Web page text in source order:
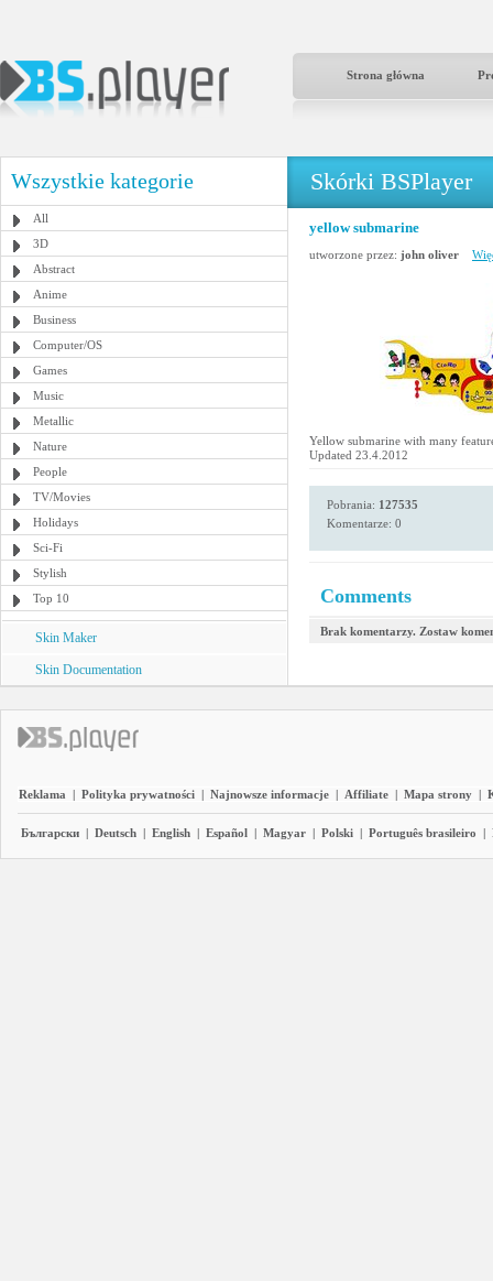
Strona główna
Wszystkie kategorie
All
3D
Abstract
Anime
Business
Computer/OS
Games
Music
Metallic
Nature
People
TV/Movies
Holidays
Sci-Fi
Stylish
Top 10
Skin Maker
Skin Documentation
Skórki BSPlayer
yellow submarine
utworzone przez: john oliver
Yellow submarine with many
Updated 23.4.2012
Pobrania: 127535
Komentarze: 0
Comments
Brak komentarzy. Zostaw
Reklama | Polityka prywatności | Najnowsze informacje | Affiliate | Mapa strony |
Български | Deutsch | English | Español | Magyar | Polski | Português brasileiro |